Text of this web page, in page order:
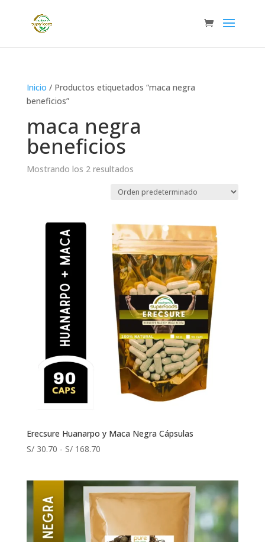
Inicio / Productos etiquetados “maca negra
beneficios”
maca negra
beneficios
Mostrando los 2 resultados
Erecsure Huanarpo y Maca Negra Cápsulas
S/30.70 - S/168.70Rango
desde
S/ 30.70
hasta
S/ 168.70